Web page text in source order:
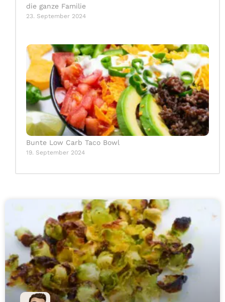
die ganze Familie
23. September 2024
Bunte Low Carb Taco Bowl
19. September 2024